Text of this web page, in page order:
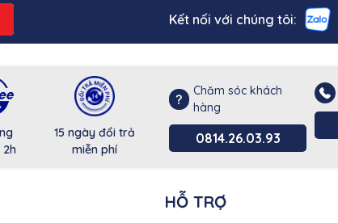
Kết nối với chúng tôi:
15 ngày đổi trả
miễn phí
Chăm sóc khách
hàng
0814.26.03.93
HỖ TRỢ